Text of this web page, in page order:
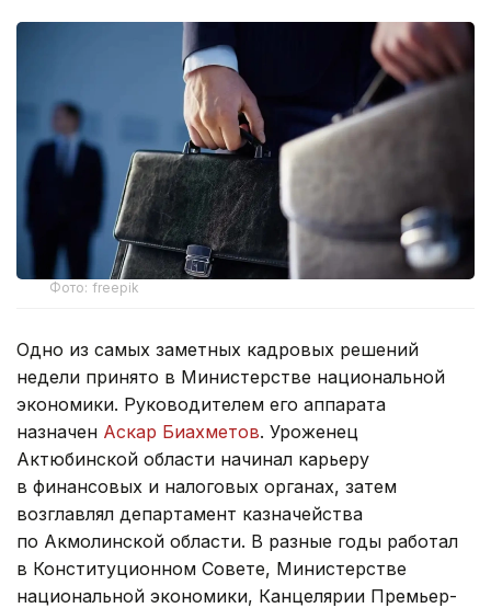
Фото: freepik
Одно из самых заметных кадровых решений
недели принято в Министерстве национальной
экономики. Руководителем его аппарата
назначен Аскар Биахметов. Уроженец
Актюбинской области начинал карьеру
в финансовых и налоговых органах, затем
возглавлял департамент казначейства
по Акмолинской области. В разные годы работал
в Конституционном Совете, Министерстве
национальной экономики, Канцелярии Премьер-